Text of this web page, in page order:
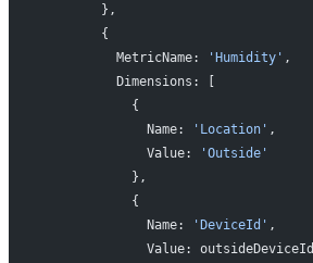
        },
        {
          MetricName:
'Humidity' ,
          Dimensions: [
            {
              Name:
'Location' ,
              Value:
'Outside'
            },
            {
              Name:
'DeviceId' ,
              Value: outsideDeviceId